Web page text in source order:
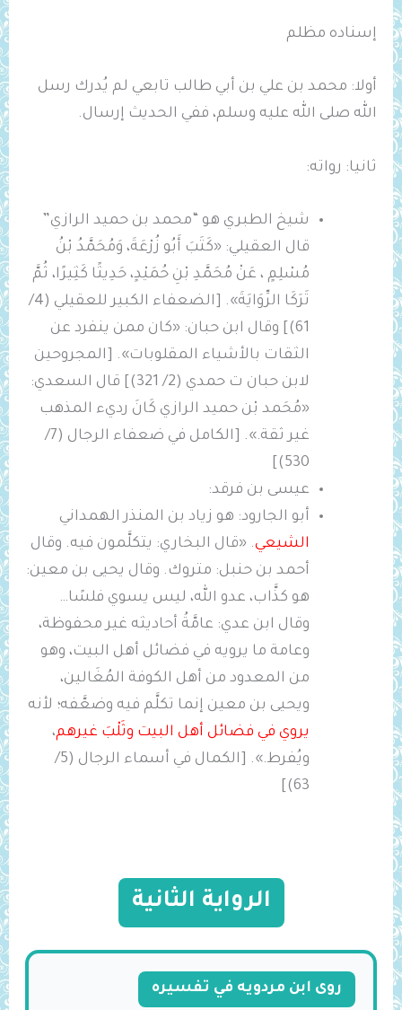
إسناده مظلم
أولا: محمد بن علي بن أبي طالب تابعي لم يُدرك رسل
الله صلى الله عليه وسلم، ففي الحديث إرسال.
ثانيا: رواته:
شيخ الطبري هو “محمد ‌بن ‌حميد الرازي”
قال العقيلي: «كَتَبَ أَبُو زُرْعَةَ، وَمُحَمَّدُ بْنُ
مُسْلِمٍ ، عَنْ ‌مُحَمَّدِ ‌بْنِ ‌حُمَيْدٍ، حَدِيثًا كَثِيرًا، ثُمَّ
تَرَكَا الرِّوَايَةَ». [الضعفاء الكبير للعقيلي (4/
61)] وقال ابن حبان: «كان ممن ينفرد عن
الثقات بالأشياء المقلوبات». [المجروحين
لابن حبان ت حمدي (2/ 321)] قال السعدي:
«مُحَمد بْن حميد الرازي كَانَ رديء المذهب
غير ثقة.». [الكامل في ضعفاء الرجال (7/
530)]
عيسى بن فرقد:
أبو الجارود: هو زياد بن المنذر الهمداني
الشيعي. «قال البخاري: يتكلَّمون فيه. وقال
أحمد بن حنبل: متروك. وقال يحيى بن معين:
هو كذَّاب، عدو الله، ليس يسوي فلسًا…
وقال ابن عدي: عامَّةُ أحاديثه غير محفوظة،
وعامة ما يرويه في فضائل أهل البيت، وهو
من المعدود من أهل الكوفة المُغَالين،
ويحيى بن معين إنما تكلَّم فيه وضعَّفه؛ لأنه
يروي في فضائل أهل البيت وثَلْبَ غيرهم،
ويُفرط.». [الكمال في أسماء الرجال (5/
63)]
الرواية الثانية
روى ابن مردويه في تفسيره